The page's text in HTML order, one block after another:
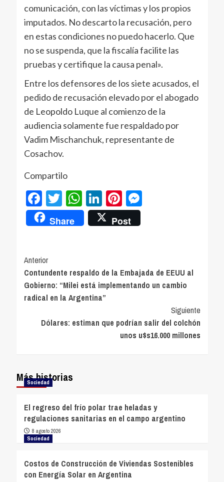
comunicación, con las víctimas y los propios
imputados. No descarto la recusación, pero
en estas condiciones no puedo hacerlo. Que
no se suspenda, que la fiscalía facilite las
pruebas y certifique la causa penal».
Entre los defensores de los siete acusados, el
pedido de recusación elevado por el abogado
de Leopoldo Luque al comienzo de la
audiencia solamente fue respaldado por
Vadim Mischanchuk, representante de
Cosachov.
Compartilo
Facebook
Twitter
WhatsApp
LinkedIn
Pinterest
Messenger
Share Post
Navegación
de
entradas
Anterior
Contundente respaldo de la Embajada de EEUU al
Gobierno: “Milei está implementando un cambio
radical en la Argentina”
Siguiente
Dólares: estiman que podrían salir del colchón
unos u$s16.000 millones
Más historias
Sociedad
El regreso del frío polar trae heladas y
regulaciones sanitarias en el campo argentino
8 agosto 2026
Sociedad
Costos de Construcción de Viviendas Sostenibles
con Energía Solar en Argentina